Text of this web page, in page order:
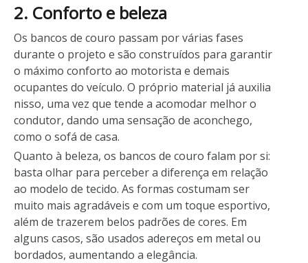
2. Conforto e beleza
Os bancos de couro passam por várias fases
durante o projeto e são construídos para garantir
o máximo conforto ao motorista e demais
ocupantes do veículo. O próprio material já auxilia
nisso, uma vez que tende a acomodar melhor o
condutor, dando uma sensação de aconchego,
como o sofá de casa.
Quanto à beleza, os bancos de couro falam por si:
basta olhar para perceber a diferença em relação
ao modelo de tecido. As formas costumam ser
muito mais agradáveis e com um toque esportivo,
além de trazerem belos padrões de cores. Em
alguns casos, são usados adereços em metal ou
bordados, aumentando a elegância.